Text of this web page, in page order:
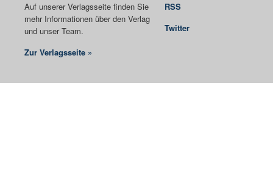
Auf unserer Verlagsseite finden Sie
mehr Informationen über den Verlag
und unser Team.
Zur Verlagsseite »
RSS
Twitter